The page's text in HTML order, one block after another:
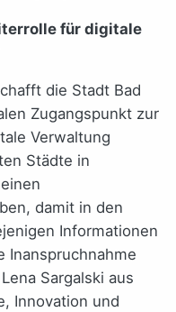
für digitale
die Stadt Bad
Zugangspunkt zur
Verwaltung
Städte in
damit in den
Informationen
Inanspruchnahme
Sargalski aus
Innovation und